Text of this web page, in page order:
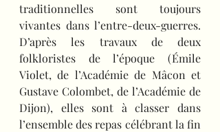
traditionnelles sont toujours
vivantes dans l’entre-deux-guerres.
D’après les travaux de deux
folkloristes de l’époque (Émile
Violet, de l’Académie de Mâcon et
Gustave Colombet, de l’Académie de
Dijon), elles sont à classer dans
l’ensemble des repas célébrant la fin